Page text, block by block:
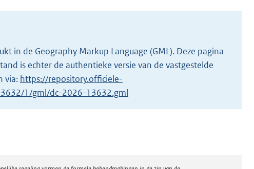
n
g
r
o
o
in de Geography Markup Language (GML). Deze pagina
is echter de authentieke versie van de vastgestelde
via: https://repository.officiele-
1/gml/dc-2026-13632.gml